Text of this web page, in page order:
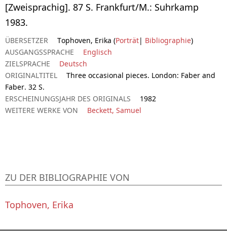
[Zweisprachig]. 87 S. Frankfurt/M.: Suhrkamp
1983.
ÜBERSETZER Tophoven, Erika (Porträt| Bibliographie)
AUSGANGSSPRACHE
Englisch
ZIELSPRACHE
Deutsch
ORIGINALTITEL
Three occasional pieces. London: Faber and
Faber. 32 S.
ERSCHEINUNGSJAHR DES ORIGINALS
1982
WEITERE WERKE VON
Beckett, Samuel
ZU DER BIBLIOGRAPHIE VON
Tophoven, Erika